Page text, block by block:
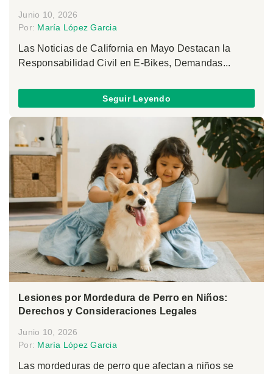
Junio 10, 2026
Por: María López Garcia
Las Noticias de California en Mayo Destacan la
Responsabilidad Civil en E-Bikes, Demandas...
Seguir Leyendo
Lesiones por Mordedura de Perro en Niños:
Derechos y Consideraciones Legales
Junio 10, 2026
Por: María López Garcia
Las mordeduras de perro que afectan a niños se